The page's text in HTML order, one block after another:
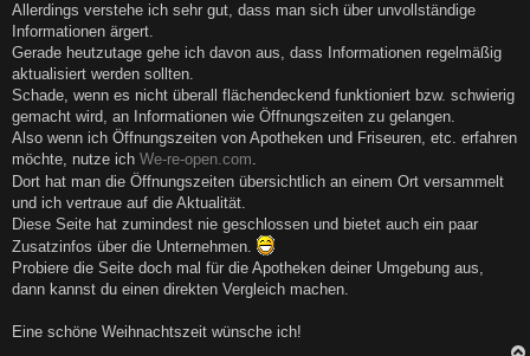
Allerdings verstehe ich sehr gut, dass man sich über unvollständige
Informationen ärgert.
Gerade heutzutage gehe ich davon aus, dass Informationen regelmäßig
aktualisiert werden sollten.
Schade, wenn es nicht überall flächendeckend funktioniert bzw. schwierig
gemacht wird, an Informationen wie Öffnungszeiten zu gelangen.
Also wenn ich Öffnungszeiten von Apotheken und Friseuren, etc. erfahren
möchte, nutze ich We-re-open.com.
Dort hat man die Öffnungszeiten übersichtlich an einem Ort versammelt
und ich vertraue auf die Aktualität.
Diese Seite hat zumindest nie geschlossen und bietet auch ein paar
Zusatzinfos über die Unternehmen.
Probiere die Seite doch mal für die Apotheken deiner Umgebung aus,
dann kannst du einen direkten Vergleich machen.
Eine schöne Weihnachtszeit wünsche ich!